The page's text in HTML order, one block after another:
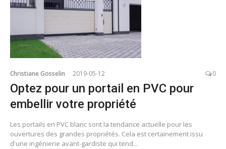
Christiane Gosselin 2019-05-12 0
Optez pour un portail en PVC pour
embellir votre propriété
Les portails en PVC blanc sont la tendance actuelle pour les
ouvertures des grandes propriétés. Cela est certainement issu
d'une ingénierie avant-gardiste qui tend...